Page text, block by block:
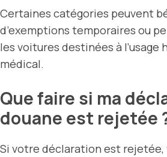
Certaines catégories peuvent
d’exemptions temporaires ou
les voitures destinées à l’usage
médical.
Que faire si ma
douane est rejetée
Si votre déclaration est rejetée,